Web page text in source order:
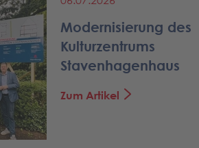
Modernisierung des
Kulturzentrums
Stavenhagenhaus
Zum Artikel